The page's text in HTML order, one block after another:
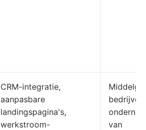
CRM-integratie,
aanpasbare
landingspagina's,
werkstroom-
bedrijven,
van